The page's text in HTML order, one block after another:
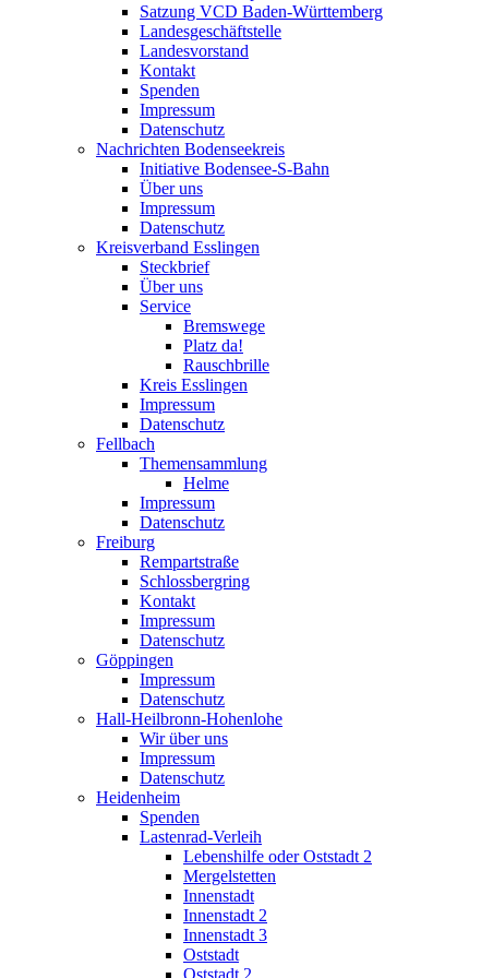
Satzung VCD Baden-Württemberg
Landesgeschäftstelle
Landesvorstand
Kontakt
Spenden
Impressum
Datenschutz
Nachrichten Bodenseekreis
Initiative Bodensee-S-Bahn
Über uns
Impressum
Datenschutz
Kreisverband Esslingen
Steckbrief
Über uns
Service
Bremswege
Platz da!
Rauschbrille
Kreis Esslingen
Impressum
Datenschutz
Fellbach
Themensammlung
Helme
Impressum
Datenschutz
Freiburg
Rempartstraße
Schlossbergring
Kontakt
Impressum
Datenschutz
Göppingen
Impressum
Datenschutz
Hall-Heilbronn-Hohenlohe
Wir über uns
Impressum
Datenschutz
Heidenheim
Spenden
Lastenrad-Verleih
Lebenshilfe oder Oststadt 2
Mergelstetten
Innenstadt
Innenstadt 2
Innenstadt 3
Oststadt
Oststadt 2